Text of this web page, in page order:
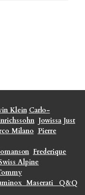
Klein Carlo-
Jowissa Just
Milano Pierre
Frederique
Alpine
Maserati
Q&Q